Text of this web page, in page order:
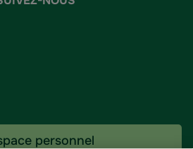
personnel